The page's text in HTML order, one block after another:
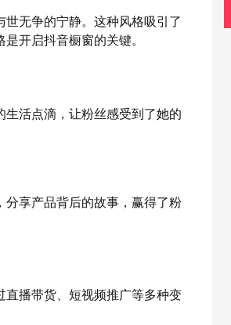
无争的宁静。这种风格吸引了
开启抖音橱窗的关键。
活点滴，让粉丝感受到了她的
享产品背后的故事，赢得了粉
播带货、短视频推广等多种变